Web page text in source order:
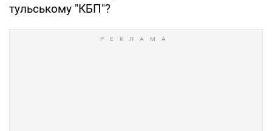
тульському "КБП"?